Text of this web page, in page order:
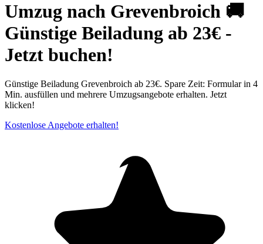
Umzug nach Grevenbroich 🚚
Günstige Beiladung ab 23€ -
Jetzt buchen!
Günstige Beiladung Grevenbroich ab 23€. Spare Zeit: Formular in 4
Min. ausfüllen und mehrere Umzugsangebote erhalten. Jetzt
klicken!
Kostenlose Angebote erhalten!